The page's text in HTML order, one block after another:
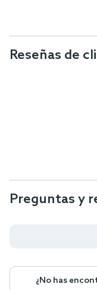
Reseñas de
Preguntas y
¿No has